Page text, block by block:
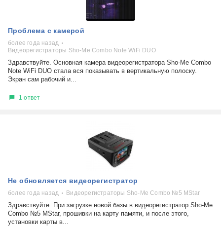
Проблема с камерой
более года назад
Видеорегистраторы Sho-Me Combo Note WiFi DUO
Здравствуйте. Основная камера видеорегистратора Sho-Me Combo
Note WiFi DUO стала вся показывать в вертикальную полоску.
Экран сам рабочий и...
1 ответ
Не обновляется видеорегистратор
более года назад Видеорегистраторы Sho-Me Combo №5 MStar
Здравствуйте. При загрузке новой базы в видеорегистратор Sho-Me
Combo №5 MStar, прошивки на карту памяти, и после этого,
установки карты в...